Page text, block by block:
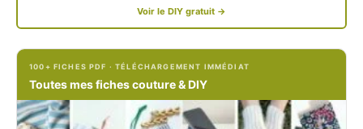
o
/
P
c
m
Voir le DIY gratuit →
100+ FICHES PDF · TÉLÉCHARGEMENT IMMÉDIAT
Toutes mes fiches couture & DIY